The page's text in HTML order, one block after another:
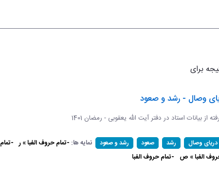
وصال - رشد و صعود
از بیانات استاد در دفتر آیت الله یعقوبی - رمضان 1401
دریای وصال رشد صعود رشد و صعود نمایه ها: -تمام حروف الفبا » ر -تمام
الفبا » ص -تمام حروف الفبا